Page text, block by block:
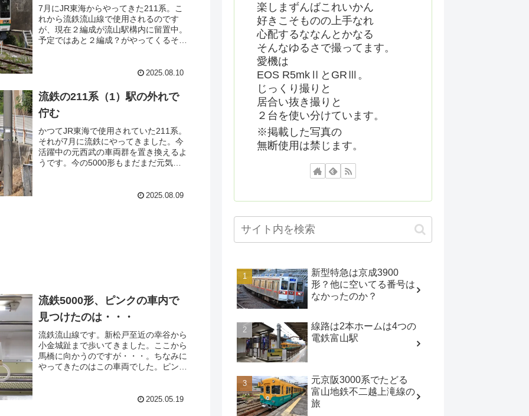
7月にJR東海からやってきた211系。こ
れから流鉄流山線で使用されるのです
が、現在２編成が流山駅構内に留置中。
予定ではあと２編成？がやってくるそう
られている編成の方を重点的にみてみよ
2025.08.10
流鉄の211系（1）駅の外れで
佇む
かつてJR東海で使用されていた211系。
それが7月に流鉄にやってきました。今
活躍中の元西武の車両群を置き換えるよ
うです。今の5000形もまだまだ元気な
ますから第２の人生も早15年、という
2025.08.09
流鉄5000形、ピンクの車内で
見つけたのは・・・
流鉄流山線です。新松戸至近の幸谷から
小金城趾まで歩いてきました。ここから
馬橋に向かうのですが・・・。ちなみに
やってきたのはこの車両でした。ピンク
でよっこいしょと座ってみると・・・
2025.05.19
楽しまずんばこれいかん
好きこそものの上手なれ
心配するななんとかなる
そんなゆるさで撮ってます。
愛機は
EOS R5mkⅡとGRⅢ。
じっくり撮りと
居合い抜き撮りと
２台を使い分けています。
※掲載した写真の
無断使用は禁じます。
新型特急は京成3900
形？他に空いてる番号は
なかったのか？
線路は2本ホームは4つの
電鉄富山駅
元京阪3000系でたどる
富山地鉄不二越上滝線の
旅